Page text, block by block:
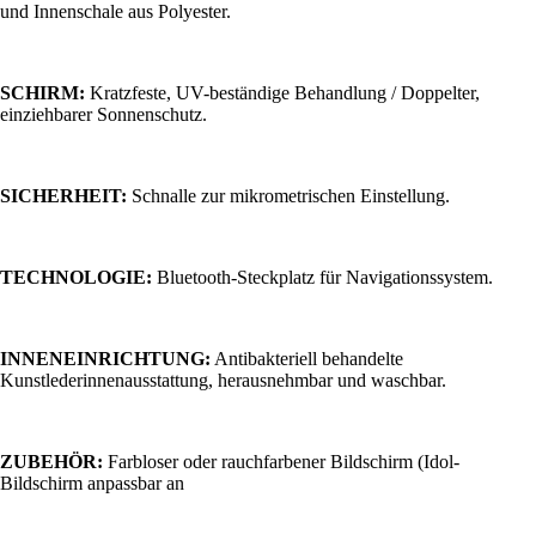
und Innenschale aus Polyester.
SCHIRM: Kratzfeste, UV-beständige Behandlung / Doppelter,
einziehbarer Sonnenschutz.
SICHERHEIT: Schnalle zur mikrometrischen Einstellung.
TECHNOLOGIE: Bluetooth-Steckplatz für Navigationssystem.
INNENEINRICHTUNG: Antibakteriell behandelte
Kunstlederinnenausstattung, herausnehmbar und waschbar.
ZUBEHÖR: Farbloser oder rauchfarbener Bildschirm (Idol-
Bildschirm anpassbar an